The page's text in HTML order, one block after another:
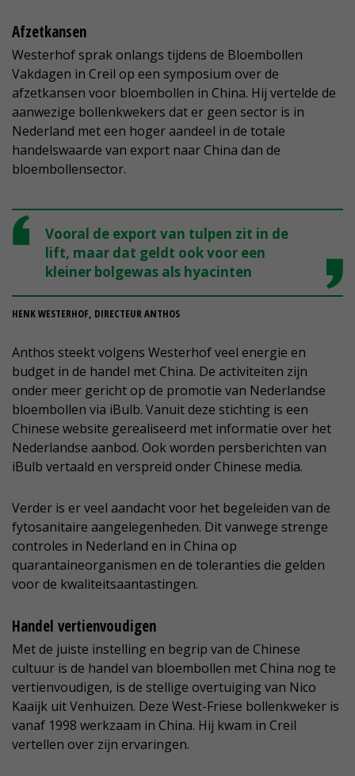
Afzetkansen
Westerhof sprak onlangs tijdens de Bloembollen
Vakdagen in Creil op een symposium over de
afzetkansen voor bloembollen in China. Hij vertelde de
aanwezige bollenkwekers dat er geen sector is in
Nederland met een hoger aandeel in de totale
handelswaarde van export naar China dan de
bloembollensector.
Vooral de export van tulpen zit in de
lift, maar dat geldt ook voor een
kleiner bolgewas als hyacinten
HENK WESTERHOF, DIRECTEUR ANTHOS
Anthos steekt volgens Westerhof veel energie en
budget in de handel met China. De activiteiten zijn
onder meer gericht op de promotie van Nederlandse
bloembollen via iBulb. Vanuit deze stichting is een
Chinese website gerealiseerd met informatie over het
Nederlandse aanbod. Ook worden persberichten van
iBulb vertaald en verspreid onder Chinese media.
Verder is er veel aandacht voor het begeleiden van de
fytosanitaire aangelegenheden. Dit vanwege strenge
controles in Nederland en in China op
quarantaineorganismen en de toleranties die gelden
voor de kwaliteitsaantastingen.
Handel vertienvoudigen
Met de juiste instelling en begrip van de Chinese
cultuur is de handel van bloembollen met China nog te
vertienvoudigen, is de stellige overtuiging van Nico
Kaaijk uit Venhuizen. Deze West-Friese bollenkweker is
vanaf 1998 werkzaam in China. Hij kwam in Creil
vertellen over zijn ervaringen.